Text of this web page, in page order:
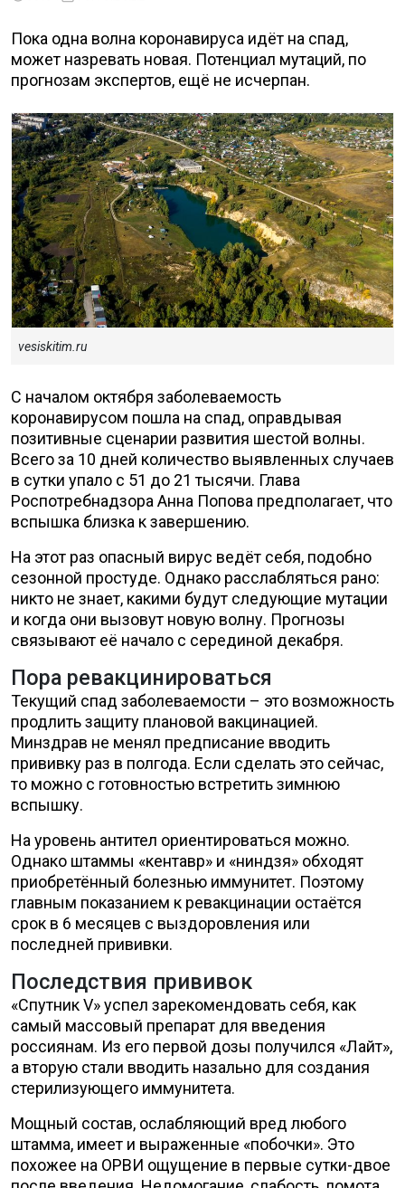
Пока одна волна коронавируса идёт на спад,
может назревать новая. Потенциал мутаций, по
прогнозам экспертов, ещё не исчерпан.
vesiskitim.ru
С началом октября заболеваемость
коронавирусом пошла на спад, оправдывая
позитивные сценарии развития шестой волны.
Всего за 10 дней количество выявленных случаев
в сутки упало с 51 до 21 тысячи. Глава
Роспотребнадзора Анна Попова предполагает, что
вспышка близка к завершению.
На этот раз опасный вирус ведёт себя, подобно
сезонной простуде. Однако расслабляться рано:
никто не знает, какими будут следующие мутации
и когда они вызовут новую волну. Прогнозы
связывают её начало с серединой декабря.
Пора ревакцинироваться
Текущий спад заболеваемости – это возможность
продлить защиту плановой вакцинацией.
Минздрав не менял предписание вводить
прививку раз в полгода. Если сделать это сейчас,
то можно с готовностью встретить зимнюю
вспышку.
На уровень антител ориентироваться можно.
Однако штаммы «кентавр» и «ниндзя» обходят
приобретённый болезнью иммунитет. Поэтому
главным показанием к ревакцинации остаётся
срок в 6 месяцев с выздоровления или
последней прививки.
Последствия прививок
«Спутник V» успел зарекомендовать себя, как
самый массовый препарат для введения
россиянам. Из его первой дозы получился «Лайт»,
а вторую стали вводить назально для создания
стерилизующего иммунитета.
Мощный состав, ослабляющий вред любого
штамма, имеет и выраженные «побочки». Это
похожее на ОРВИ ощущение в первые сутки-двое